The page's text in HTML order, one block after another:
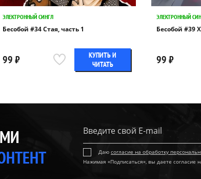
ЭЛЕКТРОННЫЙ СИНГЛ
Бесобой #34 Стая, часть 1
99 ₽
КУПИТЬ И
ЧИТАТЬ
ЭЛЕКТРОННЫЙ
Бесобой #39
99 ₽
Даю согласие на обработку
Нажимая «Подписаться», вы даете согласие